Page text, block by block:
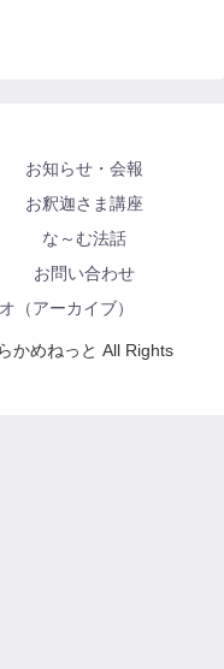
お知らせ・会報
お釈迦さま講座
な～む法話
お問い合わせ
（アーカイブ）
かめねっと All Rights